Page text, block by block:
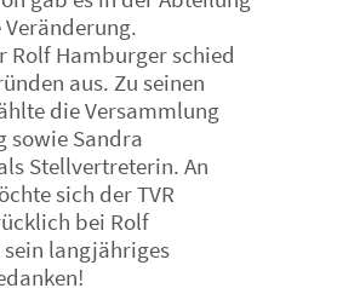
Rolf Hamburger schied
aus. Zu seinen
die Versammlung
sowie Sandra
Stellvertreterin. An
sich der TVR
bei Rolf
langjähriges